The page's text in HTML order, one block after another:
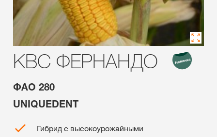
КВС ФЕРНАНДО
ФАО 280
UNIQUEDENT
Гибрид с высокоурожайными